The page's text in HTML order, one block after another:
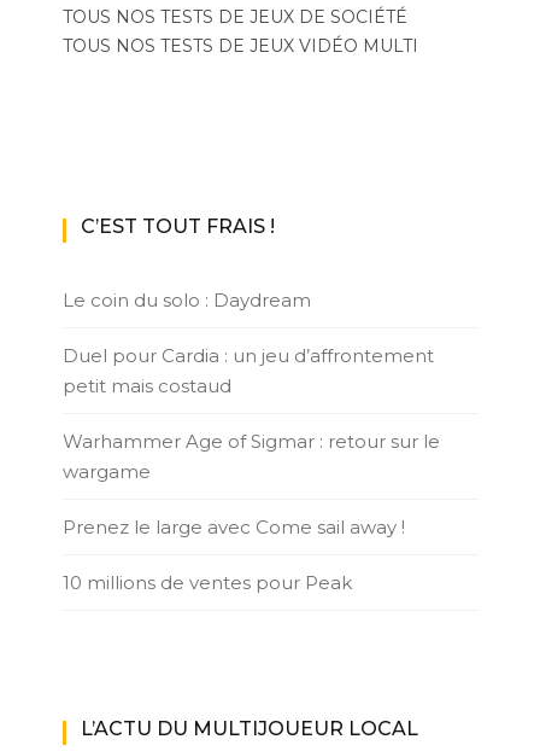
TOUS NOS TESTS DE JEUX DE SOCIÉTÉ
TOUS NOS TESTS DE JEUX VIDÉO MULTI
C’EST TOUT FRAIS !
Le coin du solo : Daydream
Duel pour Cardia : un jeu d’affrontement
petit mais costaud
Warhammer Age of Sigmar : retour sur le
wargame
Prenez le large avec Come sail away !
10 millions de ventes pour Peak
L’ACTU DU MULTIJOUEUR LOCAL